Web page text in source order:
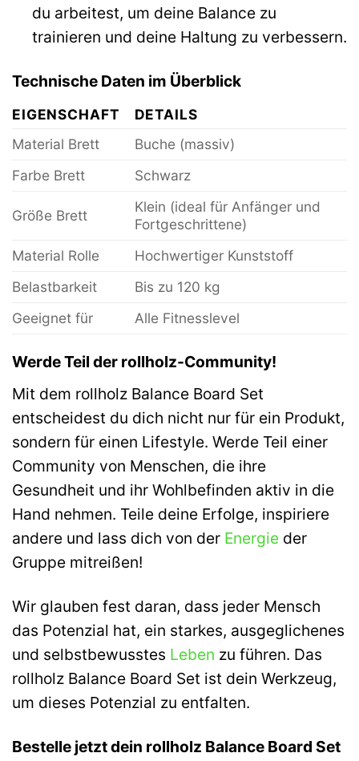
du arbeitest, um deine Balance zu
trainieren und deine Haltung zu verbessern.
Technische Daten im Überblick
EIGENSCHAFT
DETAILS
Material Brett
Buche (massiv)
Farbe Brett
Schwarz
Größe Brett
Klein (ideal für Anfänger und
Fortgeschrittene)
Material Rolle
Hochwertiger Kunststoff
Belastbarkeit
Bis zu 120 kg
Geeignet für
Alle Fitnesslevel
Werde Teil der rollholz-Community!
Mit dem rollholz Balance Board Set
entscheidest du dich nicht nur für ein Produkt,
sondern für einen Lifestyle. Werde Teil einer
Community von Menschen, die ihre
Gesundheit und ihr Wohlbefinden aktiv in die
Hand nehmen. Teile deine Erfolge, inspiriere
andere und lass dich von der Energie der
Gruppe mitreißen!
Wir glauben fest daran, dass jeder Mensch
das Potenzial hat, ein starkes, ausgeglichenes
und selbstbewusstes Leben zu führen. Das
rollholz Balance Board Set ist dein Werkzeug,
um dieses Potenzial zu entfalten.
Bestelle jetzt dein rollholz Balance Board Set